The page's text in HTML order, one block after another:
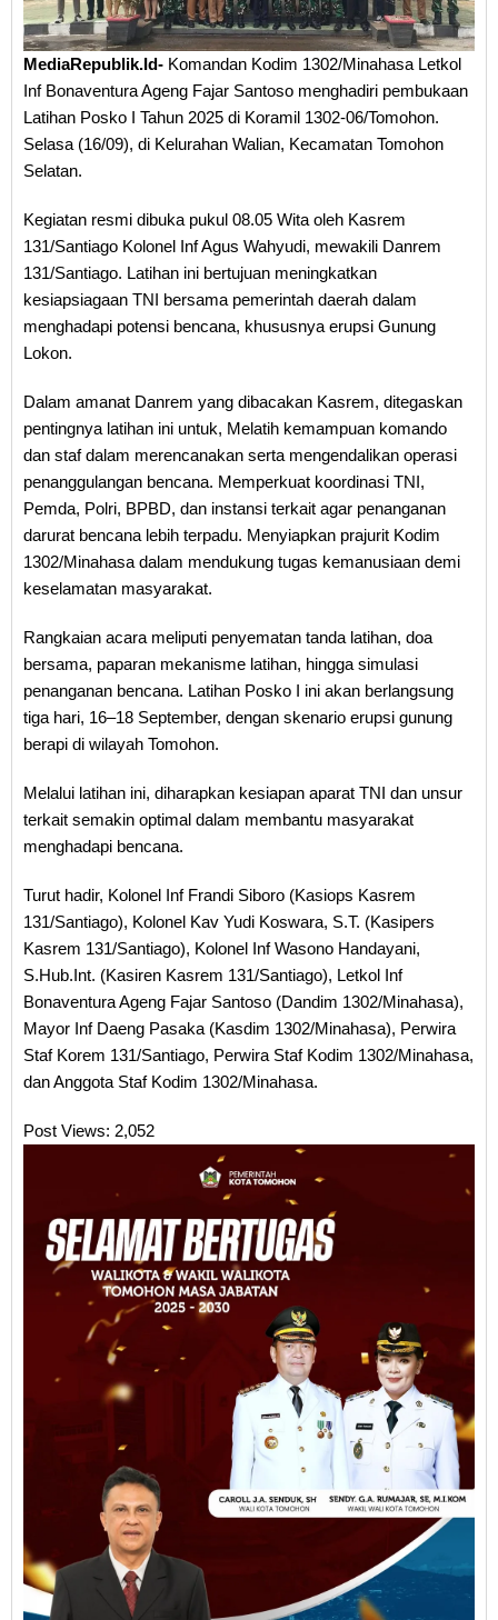
MediaRepublik.Id- Komandan Kodim 1302/Minahasa Letkol
Inf Bonaventura Ageng Fajar Santoso menghadiri pembukaan
Latihan Posko I Tahun 2025 di Koramil 1302-06/Tomohon.
Selasa (16/09), di Kelurahan Walian, Kecamatan Tomohon
Selatan.
Kegiatan resmi dibuka pukul 08.05 Wita oleh Kasrem
131/Santiago Kolonel Inf Agus Wahyudi, mewakili Danrem
131/Santiago. Latihan ini bertujuan meningkatkan
kesiapsiagaan TNI bersama pemerintah daerah dalam
menghadapi potensi bencana, khususnya erupsi Gunung
Lokon.
Dalam amanat Danrem yang dibacakan Kasrem, ditegaskan
pentingnya latihan ini untuk, Melatih kemampuan komando
dan staf dalam merencanakan serta mengendalikan operasi
penanggulangan bencana. Memperkuat koordinasi TNI,
Pemda, Polri, BPBD, dan instansi terkait agar penanganan
darurat bencana lebih terpadu. Menyiapkan prajurit Kodim
1302/Minahasa dalam mendukung tugas kemanusiaan demi
keselamatan masyarakat.
Rangkaian acara meliputi penyematan tanda latihan, doa
bersama, paparan mekanisme latihan, hingga simulasi
penanganan bencana. Latihan Posko I ini akan berlangsung
tiga hari, 16–18 September, dengan skenario erupsi gunung
berapi di wilayah Tomohon.
Melalui latihan ini, diharapkan kesiapan aparat TNI dan unsur
terkait semakin optimal dalam membantu masyarakat
menghadapi bencana.
Turut hadir, Kolonel Inf Frandi Siboro (Kasiops Kasrem
131/Santiago), Kolonel Kav Yudi Koswara, S.T. (Kasipers
Kasrem 131/Santiago), Kolonel Inf Wasono Handayani,
S.Hub.Int. (Kasiren Kasrem 131/Santiago), Letkol Inf
Bonaventura Ageng Fajar Santoso (Dandim 1302/Minahasa),
Mayor Inf Daeng Pasaka (Kasdim 1302/Minahasa), Perwira
Staf Korem 131/Santiago, Perwira Staf Kodim 1302/Minahasa,
dan Anggota Staf Kodim 1302/Minahasa.
Post Views: 2,052